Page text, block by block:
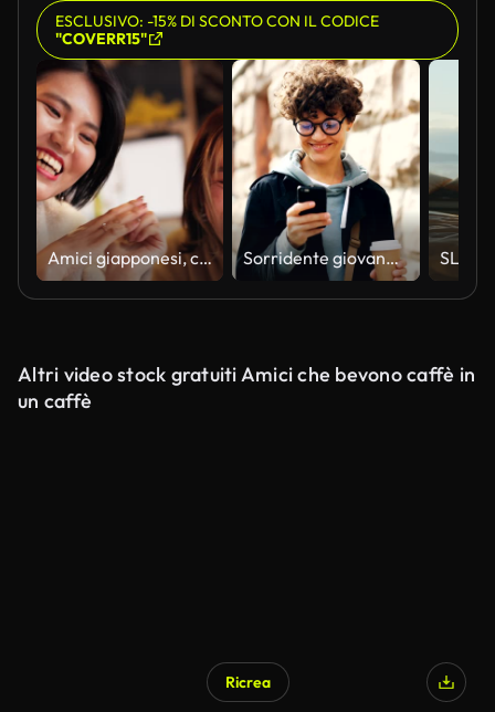
ESCLUSIVO: -15% DI SCONTO CON IL CODICE
"COVERR15"
Amici giapponesi, che ridono e parlano al ristorante per cena, vacanza e scherzo divertente con cura al chiuso. Donne, uomo e felice insieme a pranzo nella città di tokyo e commedia per legare in caffetteria Sorridente giovane donna in occhiali sta usando lo smartphone guardando lo schermo mentre cammina all'aperto in città con caffè da a-go. Stile di vita giovanile, concetto di strada e tecnologia.
Altri video stock gratuiti Amici che bevono caffè in
un caffè
Ricrea